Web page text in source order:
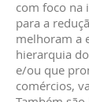
com foco na
para a
melhoram a
hierarquia
e/ou que
comércios,